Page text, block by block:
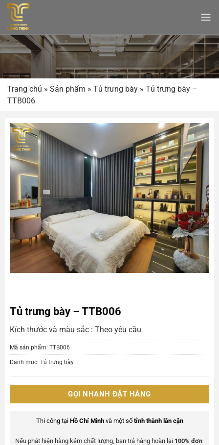
Bỏ
qua
nội
dung
Trang chủ » Sản phẩm » Tủ trưng bày » Tủ trưng bày –
TTB006
Tủ trưng bày – TTB006
Kích thước và màu sắc : Theo yêu cầu
Mã sản phẩm: TTB006
Danh mục: Tủ trưng bày
GỌI NHANH ĐẶT HÀNG
Thi công tại Hồ Chí Minhvà một sốtỉnh thành lân cận
Nếu phát hiện hàng kém chất lượng, bạn trả hàng hoàn lại 100% đơn